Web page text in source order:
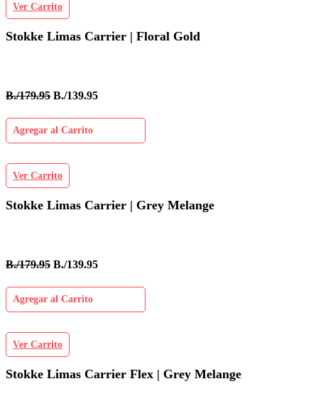
Ver Carrito
Stokke Limas Carrier | Floral Gold
B./179.95 B./139.95
Agregar al Carrito
Ver Carrito
Stokke Limas Carrier | Grey Melange
B./179.95 B./139.95
Agregar al Carrito
Ver Carrito
Stokke Limas Carrier Flex | Grey Melange